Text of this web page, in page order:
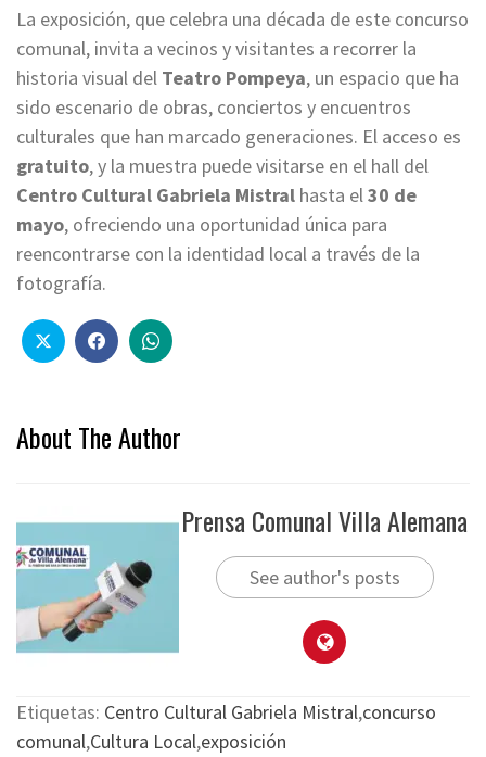
La exposición, que celebra una década de este concurso
comunal, invita a vecinos y visitantes a recorrer la
historia visual del Teatro Pompeya, un espacio que ha
sido escenario de obras, conciertos y encuentros
culturales que han marcado generaciones. El acceso es
gratuito, y la muestra puede visitarse en el hall del
Centro Cultural Gabriela Mistral hasta el30 de
mayo, ofreciendo una oportunidad única para
reencontrarse con la identidad local a través de la
fotografía.
About The Author
Prensa Comunal Villa Alemana
See author's posts
Etiquetas: Centro Cultural Gabriela Mistral,concurso
comunal,Cultura Local,exposición